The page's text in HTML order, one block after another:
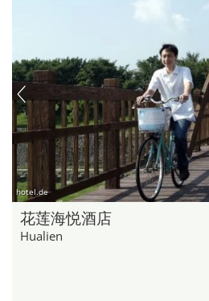
hotel.de
花莲海悦酒店
Hualien